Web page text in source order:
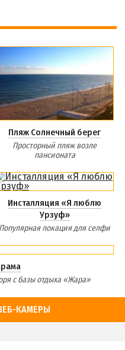
Пляж Солнечный берег
Просторный пляж возле
пансионата
Инсталляция «Я люблю
Урзуф»
Популярная локация для селфи
с базы отдыха «Жара»
КАМЕРЫ